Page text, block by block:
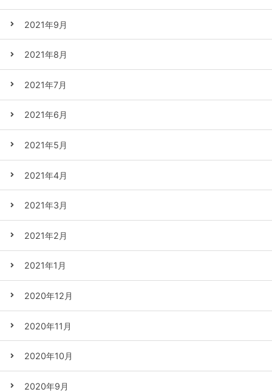
2021年9月
2021年8月
2021年7月
2021年6月
2021年5月
2021年4月
2021年3月
2021年2月
2021年1月
2020年12月
2020年11月
2020年10月
2020年9月